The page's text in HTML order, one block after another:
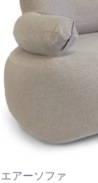
エアーソファ